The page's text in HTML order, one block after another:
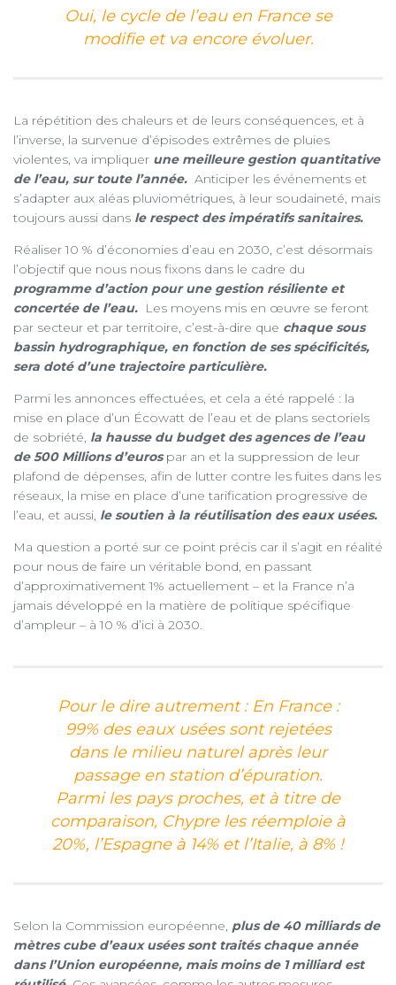
Oui, le cycle de l’eau en France se
modifie et va encore évoluer.
La répétition des chaleurs et de leurs conséquences, et à
l’inverse, la survenue d’épisodes extrêmes de pluies
violentes, va impliquer une meilleure gestion quantitative
de l’eau, sur toute l’année. Anticiper les événements et
s’adapter aux aléas pluviométriques, à leur soudaineté, mais
toujours aussi dans le respect des impératifs sanitaires.
Réaliser 10 % d’économies d’eau en 2030, c’est désormais
l’objectif que nous nous fixons dans le cadre du
programme d’action pour une gestion résiliente et
concertée de l’eau. Les moyens mis en œuvre se feront
par secteur et par territoire, c’est-à-dire que chaque sous
bassin hydrographique, en fonction de ses spécificités,
sera doté d’une trajectoire particulière.
Parmi les annonces effectuées, et cela a été rappelé : la
mise en place d’un Écowatt de l’eau et de plans sectoriels
de sobriété, la hausse du budget des agences de l’eau
de 500 Millions d’eurospar an et la suppression de leur
plafond de dépenses, afin de lutter contre les fuites dans les
réseaux, la mise en place d’une tarification progressive de
l’eau, et aussi, le soutien à la réutilisation des eaux usées.
Ma question a porté sur ce point précis car il s’agit en réalité
pour nous de faire un véritable bond, en passant
d’approximativement 1% actuellement – et la France n’a
jamais développé en la matière de politique spécifique
d’ampleur – à 10 % d’ici à 2030.
Pour le dire autrement : En France :
99% des eaux usées sont rejetées
dans le milieu naturel après leur
passage en station d’épuration.
Parmi les pays proches, et à titre de
comparaison, Chypre les réemploie à
20%, l’Espagne à 14% et l’Italie, à 8% !
Selon la Commission européenne, plus de 40 milliards de
mètres cube d’eaux usées sont traités chaque année
dans l’Union européenne, mais moins de 1 milliard est